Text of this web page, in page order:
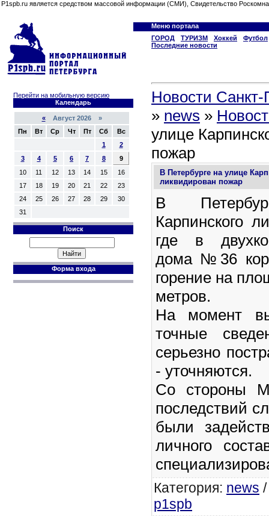
P1spb.ru является средством массовой информации (СМИ), Свидетельство
Меню портала
ГОРОД
ТУРИЗМ Хоккей
Футбол
Последние новости
Перейти на мобильную версию
Календарь
«Август 2026 »
Пн
Вт Ср Чт Пт Сб
Вс
1
2
3
4 5 6 7 8
9
10
11 12 13 14 15
16
17
18 19 20 21 22
23
24
25 26 27 28 29
30
31
Поиск
Форма входа
Новости Санкт-
» news »
улице
пожар
В Петербурге на улице
ликвидирован пожар
В
Карпинского
где в
дома №36
горение на
метров.
На момент
точные
серьезно
- уточняются.
Со стороны
последствий
были
личного
Категория: news
p1spb